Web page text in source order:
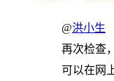
@洪小生
再次检查
可以在网